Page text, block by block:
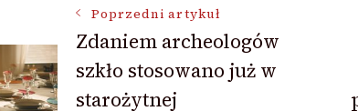
Poprzedni artykuł
Zdaniem archeologów
szkło stosowano już w
starożytnej